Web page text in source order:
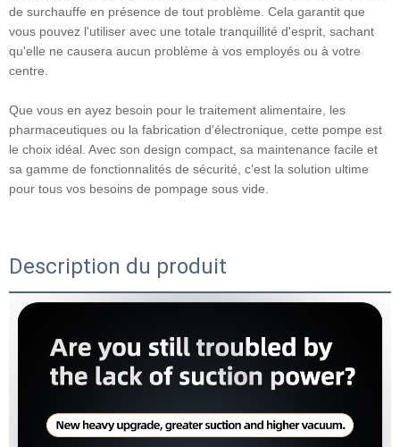
de surchauffe en présence de tout problème. Cela garantit que
vous pouvez l'utiliser avec une totale tranquillité d'esprit, sachant
qu'elle ne causera aucun problème à vos employés ou à votre
centre.
Que vous en ayez besoin pour le traitement alimentaire, les
pharmaceutiques ou la fabrication d'électronique, cette pompe est
le choix idéal. Avec son design compact, sa maintenance facile et
sa gamme de fonctionnalités de sécurité, c'est la solution ultime
pour tous vos besoins de pompage sous vide.
Description du produit